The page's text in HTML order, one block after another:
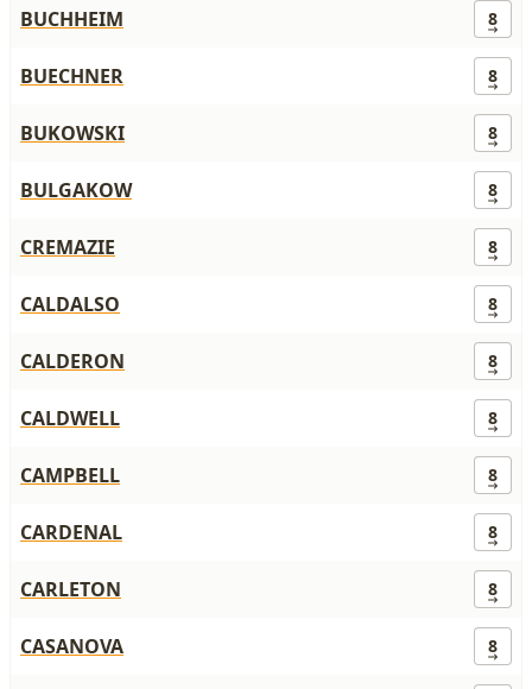
BUCHHEIM 8
BUECHNER 8
BUKOWSKI 8
BULGAKOW 8
CREMAZIE 8
CALDALSO 8
CALDERON 8
CALDWELL 8
CAMPBELL 8
CARDENAL 8
CARLETON 8
CASANOVA 8